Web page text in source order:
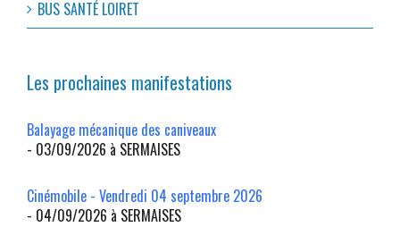
BUS SANTÉ LOIRET
Les prochaines manifestations
Balayage mécanique des caniveaux
- 03/09/2026 à SERMAISES
Cinémobile - Vendredi 04 septembre 2026
- 04/09/2026 à SERMAISES